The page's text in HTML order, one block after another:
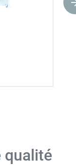
qualité